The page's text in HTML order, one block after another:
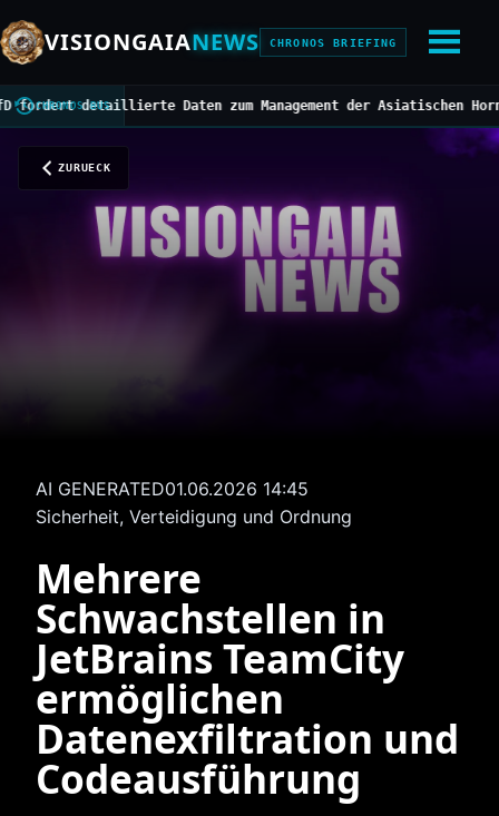
VISIONGAIANEWS CHRONOS BRIEFING
CHRONOS BUS
detaillierte Daten zum Management der Asiatischen Hornisse
ZURUECK
AI GENERATED01.06.2026 14:45
Sicherheit, Verteidigung und Ordnung
Mehrere
Schwachstellen in
JetBrains TeamCity
ermöglichen
Datenexfiltration und
Codeausführung